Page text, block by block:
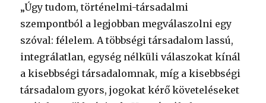
„Úgy tudom, történelmi-társadalmi
szempontból a legjobban megválaszolni egy
szóval: félelem. A többségi társadalom lassú,
integrálatlan, egység nélküli válaszokat kínál
a kisebbségi társadalomnak, míg a kisebbségi
társadalom gyors, jogokat kérő követeléseket